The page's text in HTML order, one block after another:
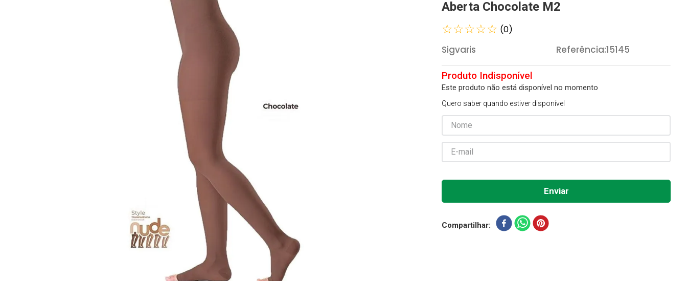
Aberta Chocolate M2
☆☆☆☆☆ (0)
Sigvaris Referência:15145
Este produto não está disponível no momento
Quero saber quando estiver disponível
Compartilhar
º
9º
10